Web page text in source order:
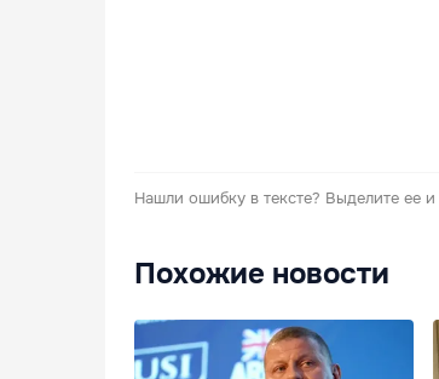
Нашли ошибку в тексте? Выделите ее
Похожие новости